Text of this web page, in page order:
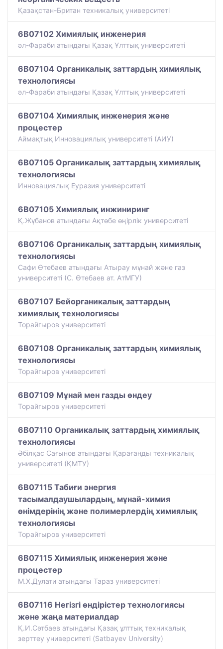
Қазақстан-Британ техникалық университеті
6B07102 Химиялық инженерия
әл-Фараби атындағы Қазақ Ұлттық университеті
6B07104 Органикалық заттардың химиялық
технологиясы
әл-Фараби атындағы Қазақ Ұлттық университеті
6B07104 Химиялық инженерия және
процестер
Аймақтық Инновациялық университеті (АИУ)
6B07105 Органикалық заттардың химиялық
технологиясы
Инновациялық Еуразия университеті
6B07105 Химиялық инжиниринг
Қ.Жұбанов атындағы Ақтөбе өңірлік университеті
6B07106 Органикалық заттардың химиялық
технологиясы
Сафи Өтебаев атындағы Атырау мұнай және газ
университеті (С. Өтебаев ат. АтМГУ)
6B07107 Бейорганикалық заттардың
химиялық технологиясы
Торайгыров университеті
6B07108 Органикалық заттардың химиялық
технологиясы
Торайгыров университеті
6B07109 Мұнай мен газды өндеу
Торайгыров университеті
6B07110 Органикалық заттардың химиялық
технологиясы
Әбілқас Сағынов атындағы Қарағанды техникалық
университеті (ҚМТУ)
6B07115 Табиғи энергия
тасымалдаушылардың, мұнай-химия
өнімдерінің және полимерлердің химиялық
технологиясы
Торайгыров университеті
6B07115 Химиялық инженерия және
процестер
М.Х.Дулати атындағы Тараз университеті
6B07116 Негізгі өндірістер технологиясы
және жаңа материалдар
Қ.И.Сәтбаев атындағы Қазақ ұлттық техникалық
зерттеу университеті (Satbayev University)